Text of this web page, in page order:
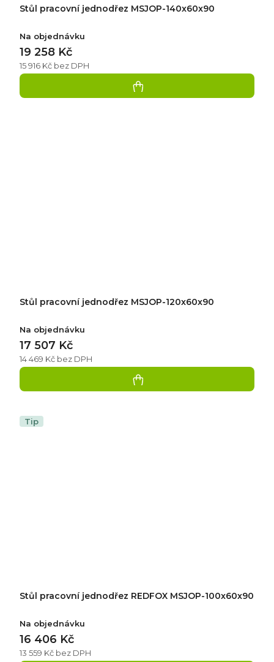
Stůl pracovní jednodřez MSJOP-140x60x90
Na objednávku
15 916 Kč bez DPH
19 258 Kč
Stůl pracovní jednodřez MSJOP-120x60x90
Na objednávku
14 469 Kč bez DPH
17 507 Kč
Tip
Stůl pracovní jednodřez REDFOX MSJOP-100x60x90
Na objednávku
13 559 Kč bez DPH
16 406 Kč